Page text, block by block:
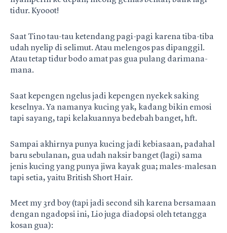
tidur. Kyooot!
Saat Tino tau-tau ketendang pagi-pagi karena tiba-tiba
udah nyelip di selimut. Atau melengos pas dipanggil.
Atau tetap tidur bodo amat pas gua pulang darimana-
mana.
Saat kepengen ngelus jadi kepengen nyekek saking
keselnya. Ya namanya kucing yak, kadang bikin emosi
tapi sayang, tapi kelakuannya bedebah banget, hft.
Sampai akhirnya punya kucing jadi kebiasaan, padahal
baru sebulanan, gua udah naksir banget (lagi) sama
jenis kucing yang punya jiwa kayak gua; males-malesan
tapi setia, yaitu British Short Hair.
Meet my 3rd boy (tapi jadi second sih karena bersamaan
dengan ngadopsi ini, Lio juga diadopsi oleh tetangga
kosan gua):